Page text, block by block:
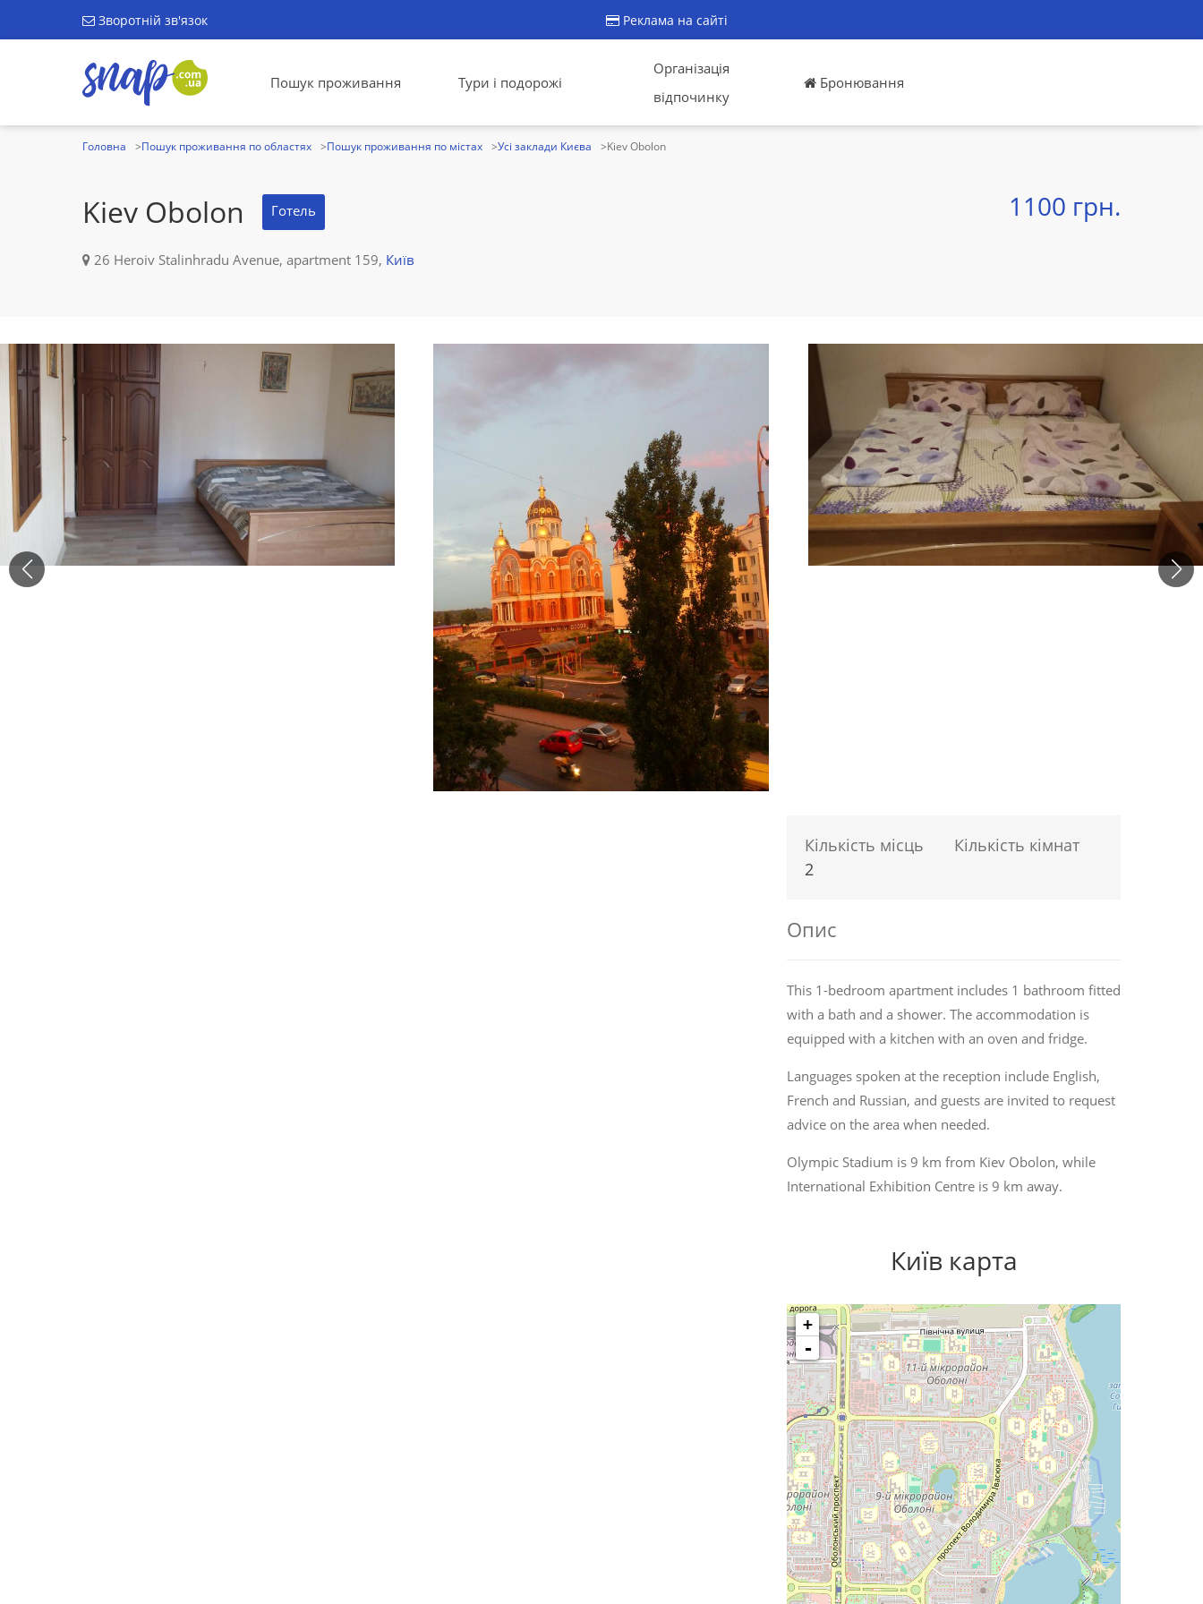
Зворотній зв'язок Реклама на сайті
Пошук проживання Тури і подорожі
Організація
відпочинку
Бронювання
Головна Пошук проживання по областях Пошук проживання по містах Усі заклади Києва Kiev Obolon
Kiev Obolon Готель 1100 грн.
26 Heroiv Stalinhradu Avenue, apartment 159, Київ
Кількість місць
2
Кількість кімнат
Опис
This 1-bedroom apartment includes 1 bathroom fitted
with a bath and a shower. The accommodation is
equipped with a kitchen with an oven and fridge.
Languages spoken at the reception include English,
French and Russian, and guests are invited to request
advice on the area when needed.
Olympic Stadium is 9 km from Kiev Obolon, while
International Exhibition Centre is 9 km away.
Київ карта
+
-